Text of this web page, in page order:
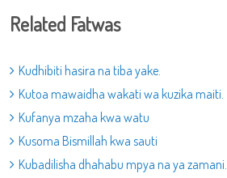
Related Fatwas
Kudhibiti hasira na tiba yake.
Kutoa mawaidha wakati wa kuzika maiti.
Kufanya mzaha kwa watu
Kusoma Bismillah kwa sauti
Kubadilisha dhahabu mpya na ya zamani.